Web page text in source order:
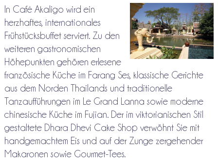
In Café Akaligo wird ein
herzhaftes, internationales
Frühstücksbuffet serviert. Zu den
weiteren gastronomischen
Höhepunkten gehören erlesene
französische Küche im Farang Ses, klassische Gerichte
aus dem Norden Thailands und traditionelle
Tanzaufführungen im Le Grand Lanna sowie moderne
chinesische Küche im Fujian. Der im viktorianischen Stil
gestaltete Dhara Dhevi Cake Shop verwöhnt Sie mit
handgemachtem Eis und auf der Zunge zergehender
Makaronen sowie Gourmet-Tees.